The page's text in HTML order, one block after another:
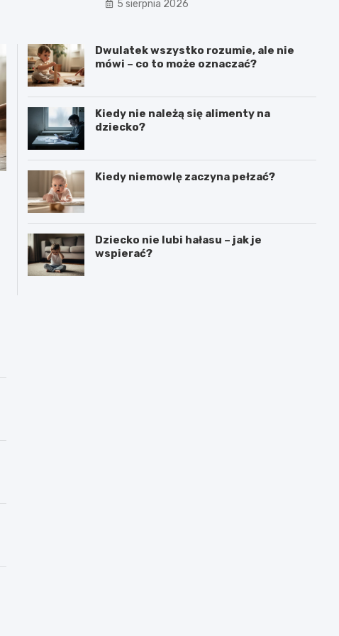
5 sierpnia 2026
Dwulatek wszystko rozumie, ale nie
mówi – co to może oznaczać?
Kiedy nie należą się alimenty na
dziecko?
Kiedy niemowlę zaczyna pełzać?
Dziecko nie lubi hałasu – jak je
wspierać?